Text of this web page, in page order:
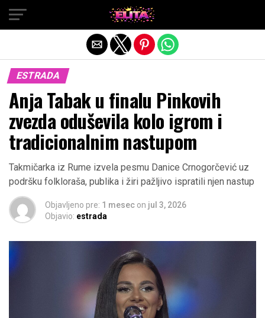
ESTRADA
Anja Tabak u finalu Pinkovih
zvezda oduševila kolo igrom i
tradicionalnim nastupom
Takmičarka iz Rume izvela pesmu Danice Crnogorčević uz
podršku folkloraša, publika i žiri pažljivo ispratili njen nastup
Objavljeno pre: 1 mesec on jul 3, 2026
Objavio: estrada
Exit mobile version